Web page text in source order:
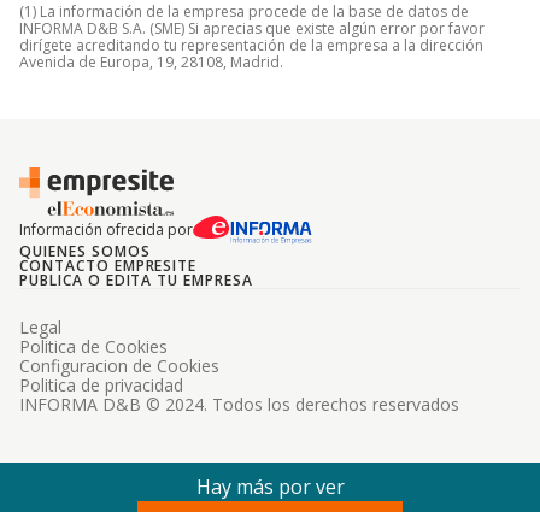
(1) La información de la empresa procede de la base de datos de
INFORMA D&B S.A. (SME) Si aprecias que existe algún error por favor
dirígete acreditando tu representación de la empresa a la dirección
Avenida de Europa, 19, 28108, Madrid.
Información ofrecida por
QUIENES SOMOS
CONTACTO EMPRESITE
PUBLICA O EDITA TU EMPRESA
INFORMA D&B © 2024. Todos los derechos reservados
Legal
Politica de Cookies
Configuracion de Cookies
Politica de privacidad
Hay más por ver